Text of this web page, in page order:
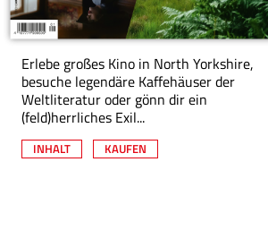
Erlebe großes Kino in North Yorkshire,
besuche legendäre Kaffehäuser der
Weltliteratur oder gönn dir ein
(feld)herrliches Exil...
INHALT KAUFEN